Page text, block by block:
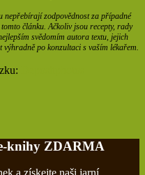
nepřebírají zodpovědnost za případné
článku. Ačkoliv jsou recepty, rady
svědomím autora textu, jejich
po konzultaci s vaším lékařem.
knihy ZDARMA